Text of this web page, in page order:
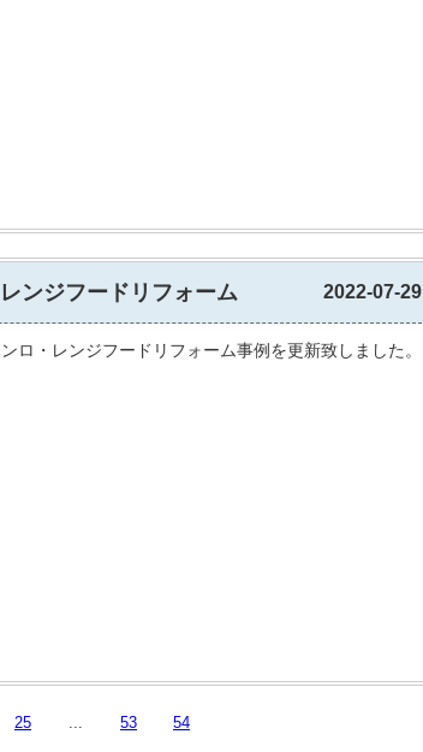
ンジフードリフォーム 2022-07-29
ロ・レンジフードリフォーム事例を更新致しました。
25 53 54